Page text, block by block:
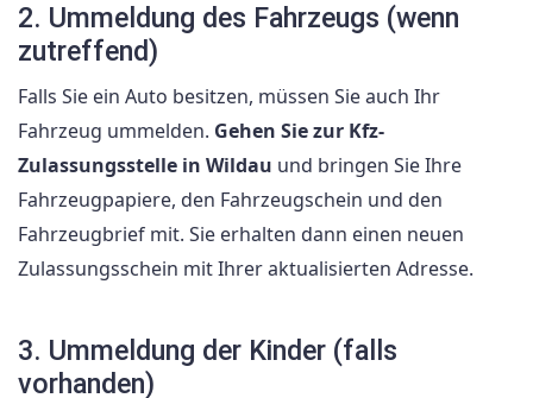
2. Ummeldung des Fahrzeugs (wenn
zutreffend)
Falls Sie ein Auto besitzen, müssen Sie auch Ihr
Fahrzeug ummelden. Gehen Sie zur Kfz-
Zulassungsstelle in Wildau und bringen Sie Ihre
Fahrzeugpapiere, den Fahrzeugschein und den
Fahrzeugbrief mit. Sie erhalten dann einen neuen
Zulassungsschein mit Ihrer aktualisierten Adresse.
3. Ummeldung der Kinder (falls
vorhanden)